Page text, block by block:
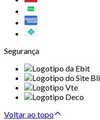
Segurança
Voltar ao topo